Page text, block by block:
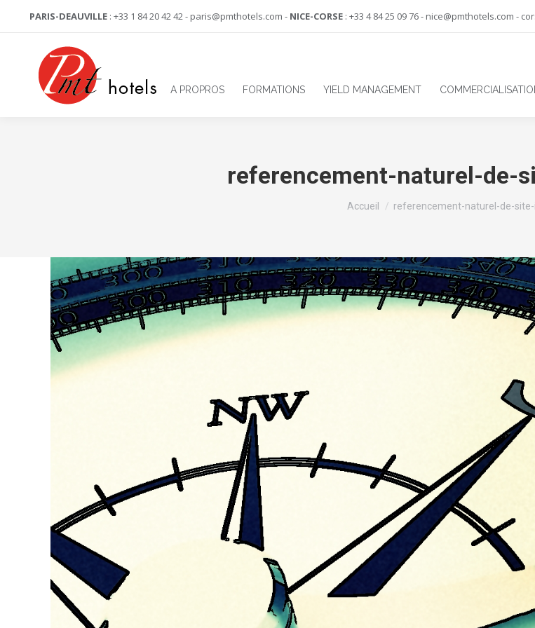
PARIS-DEAUVILLE : +33 1 84 20 42 42 - paris@pmthotels.com - NICE-CORSE : +33 4 84 25 09 76 - nice@pmthotels.com -
A PROPROS FORMATIONS YIELD MANAGEMENT
referencement-naturel-de-
Vous êtes ici :
Accueil referencement-naturel-de-